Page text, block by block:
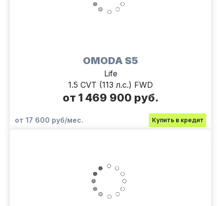
OMODA S5
Life
1.5 CVT (113 л.с.) FWD
от 1 469 900 руб.
от 17 600 руб/мес. Купить в кредит